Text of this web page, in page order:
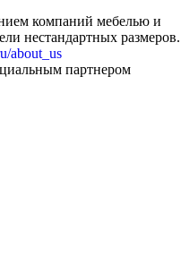
компаний мебелью и
нестандартных размеров.
about_us
партнером